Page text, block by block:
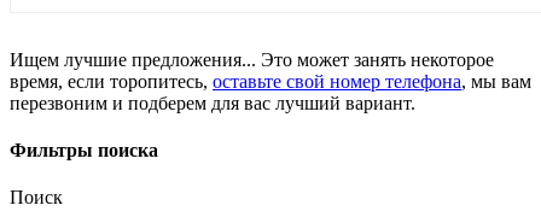
Ищем лучшие предложения... Это может занять некоторое
время, если торопитесь, оставьте свой номер телефона, мы вам
перезвоним и подберем для вас лучший вариант.
Фильтры поиска
Поиск